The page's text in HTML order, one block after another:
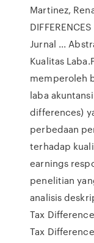
Martinez,
Jurnal ...
Kualitas
memperoleh
laba
differences)
perbedaan
terhadap
earnings
penelitian
analisis
Tax
Tax